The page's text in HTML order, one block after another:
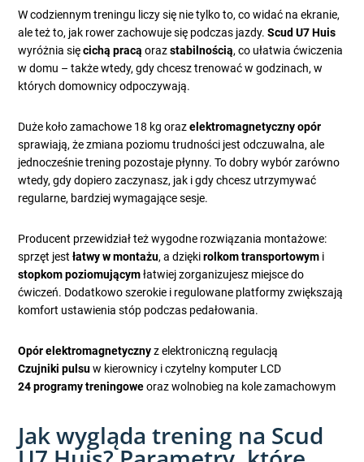
W codziennym treningu liczy się nie tylko to, co widać na ekranie,
ale też to, jak rower zachowuje się podczas jazdy.Scud U7 Huis
wyróżnia sięcichą pracą orazstabilnością, co ułatwia ćwiczenia
w domu – także wtedy, gdy chcesz trenować w godzinach, w
których domownicy odpoczywają.
Duże koło zamachowe 18 kg orazelektromagnetyczny opór
sprawiają, że zmiana poziomu trudności jest odczuwalna, ale
jednocześnie trening pozostaje płynny. To dobry wybór zarówno
wtedy, gdy dopiero zaczynasz, jak i gdy chcesz utrzymywać
regularne, bardziej wymagające sesje.
Producent przewidział też wygodne rozwiązania montażowe:
sprzęt jestłatwy w montażu, a dziękirolkom transportowym i
stopkom poziomującymłatwiej zorganizujesz miejsce do
ćwiczeń. Dodatkowo szerokie i regulowane platformy zwiększają
komfort ustawienia stóp podczas pedałowania.
Opór elektromagnetycznyz elektroniczną regulacją
Czujniki pulsuw kierownicy i czytelny komputer LCD
24 programy treningoweoraz wolnobieg na kole zamachowym
Jak wygląda trening na Scud